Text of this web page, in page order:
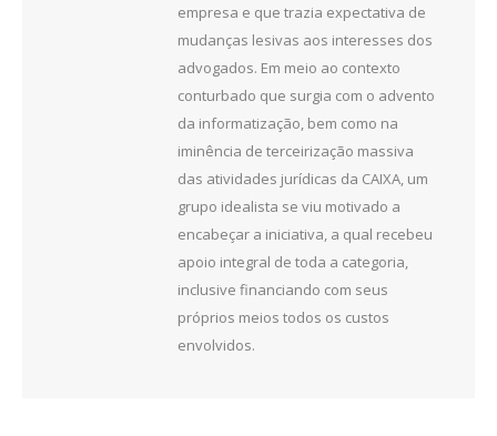
empresa e que trazia expectativa de
mudanças lesivas aos interesses dos
advogados. Em meio ao contexto
conturbado que surgia com o advento
da informatização, bem como na
iminência de terceirização massiva
das atividades jurídicas da CAIXA, um
grupo idealista se viu motivado a
encabeçar a iniciativa, a qual recebeu
apoio integral de toda a categoria,
inclusive financiando com seus
próprios meios todos os custos
envolvidos.